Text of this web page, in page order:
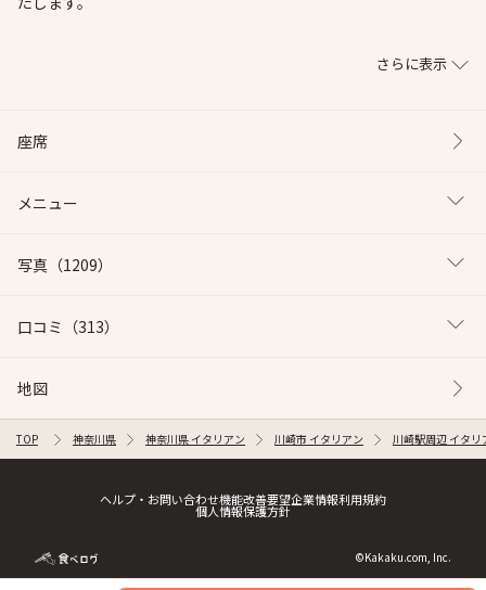
さらに表示
座席
メニュー
写真 （1209）
口コミ （313）
地図
TOP 神奈川県 神奈川県 イタリアン 川崎市 イタリアン 川崎駅周辺 イタリ
ヘルプ・お問い合わせ機能改善要望企業情報利用規約
個人情報保護方針
©Kakaku.com, Inc.